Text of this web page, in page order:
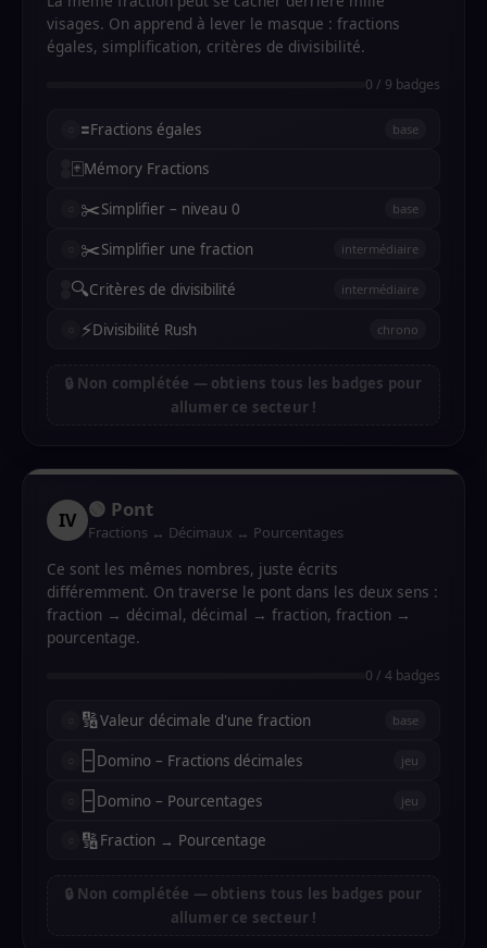
visages. On apprend à lever le masque : fractions
égales, simplification, critères de divisibilité.
0 / 9 badges
🟰Fractions égales base
🃏Mémory Fractions
✂️Simplifier – niveau 0 base
✂️Simplifier une fraction intermédiaire
🔍Critères de divisibilité intermédiaire
⚡Divisibilité Rush chrono
🔒 Non complétée — obtiens tous les badges pour
allumer ce secteur !
IV 🟢 Pont
Fractions ↔ Décimaux ↔ Pourcentages
Ce sont les mêmes nombres, juste écrits
différemment. On traverse le pont dans les deux sens :
fraction → décimal, décimal → fraction, fraction →
pourcentage.
0 / 4 badges
🔢Valeur décimale d'une fraction base
🁣 Domino – Fractions décimales jeu
🁣 Domino – Pourcentages jeu
🔢Fraction → Pourcentage
🔒 Non complétée — obtiens tous les badges pour
allumer ce secteur !